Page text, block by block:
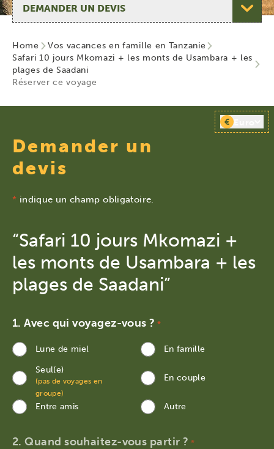
Home
Vos vacances en famille en Tanzanie
Safari 10 jours Mkomazi + les monts de Usambara + les
plages de Saadani
Réserver ce voyage
Demander un
devis
€
* indique un champ obligatoire.
“Safari 10 jours Mkomazi +
les monts de Usambara + les
plages de Saadani”
Avec qui voyagez-vous ? *
Lune de miel
En famille
Seul(e)
(pas de voyages en
groupe)
En couple
Entre amis Autre
Quand souhaitez-vous partir ? *